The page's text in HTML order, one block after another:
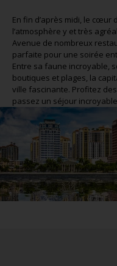
En fin d’après midi, le cœur
l’atmosphère y et très
Avenue de nombreux
parfaite pour une soirée
Entre sa faune incroyable,
boutiques et plages, la
ville fascinante. Profitez
passez un séjour